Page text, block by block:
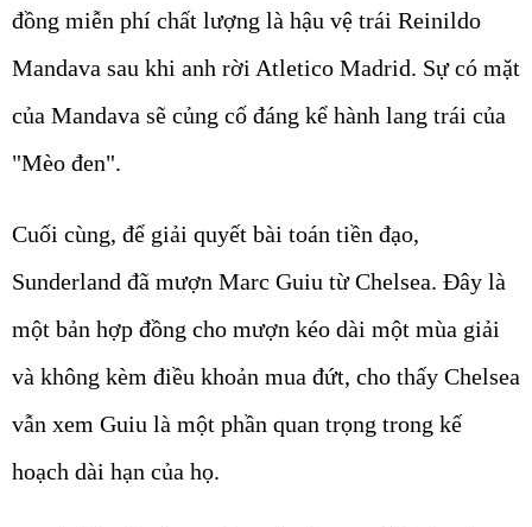
đồng miễn phí chất lượng là hậu vệ trái Reinildo
Mandava sau khi anh rời Atletico Madrid. Sự có mặt
của Mandava sẽ củng cố đáng kể hành lang trái của
"Mèo đen".
Cuối cùng, để giải quyết bài toán tiền đạo,
Sunderland đã mượn Marc Guiu từ Chelsea. Đây là
một bản hợp đồng cho mượn kéo dài một mùa giải
và không kèm điều khoản mua đứt, cho thấy Chelsea
vẫn xem Guiu là một phần quan trọng trong kế
hoạch dài hạn của họ.